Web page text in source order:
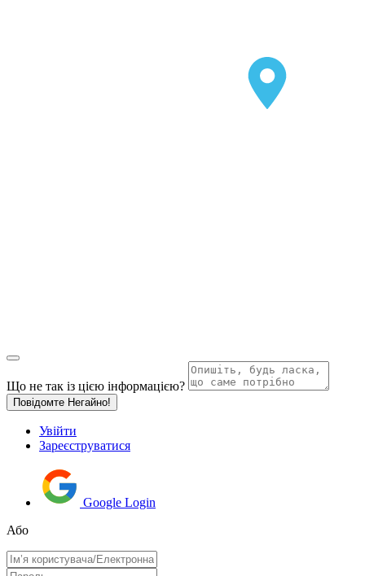
Що не так із цією інформацією?
Повідомте Негайно!
Увійти
Зареєструватися
Google Login
Або